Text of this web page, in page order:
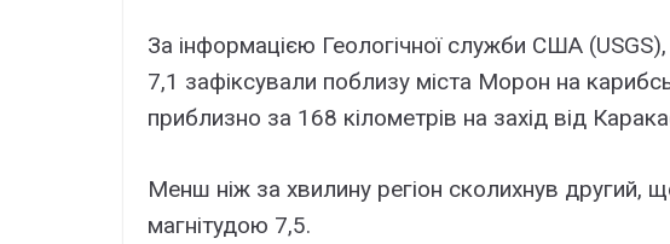
За інформацією Геологічної служби США
7,1 зафіксували поблизу міста Морон на
приблизно за 168 кілометрів на захід від
Менш ніж за хвилину регіон сколихнув другий,
магнітудою 7,5.